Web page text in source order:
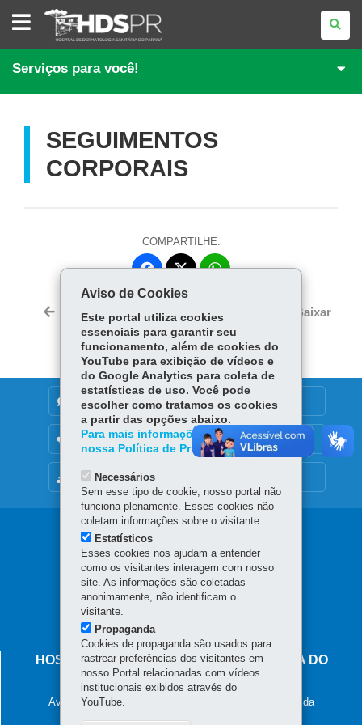
HOSPITAL
DE
DERMATOLOGIA
SANITÁRIA
PARANÁ
Serviços para você!
SEGUIMENTOS
CORPORAIS
COMPARTILHE:
Fa
ce
ok
Tw
itt
er
W
p
Voltar Início Imprimir Baixar
MAPA DO SITE
DENUNCIE CORRUPÇÃO
OUVIDORIA
Navegação
principal
HOSPITAL DE DERMATOLOGIA SANITÁRIA DO
PARANÁ
Avenida Frei Rui Guido Depiné, 1115 - Jardim Esmeralda
Aviso de Cookies
Este portal utiliza cookies
essenciais para garantir seu
funcionamento, além de cookies do
YouTube para exibição de vídeos e
do Google Analytics para coleta de
estatísticas de uso. Você pode
escolher como tratamos os cookies
a partir das opções abaixo.
Para mais informações, acesse
nossa Política de Privacidade.
Necessários
Sem esse tipo de cookie, nosso portal não
funciona plenamente. Esses cookies não
coletam informações sobre o visitante.
Estatísticos
Esses cookies nos ajudam a entender
como os visitantes interagem com nosso
site. As informações são coletadas
anonimamente, não identificam o
visitante.
Propaganda
Cookies de propaganda são usados para
rastrear preferências dos visitantes em
nosso Portal relacionadas com vídeos
institucionais exibidos através do
YouTube.